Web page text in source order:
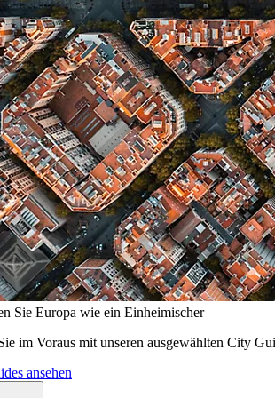
Sie Europa wie ein Einheimischer
im Voraus mit unseren ausgewählten City
ansehen